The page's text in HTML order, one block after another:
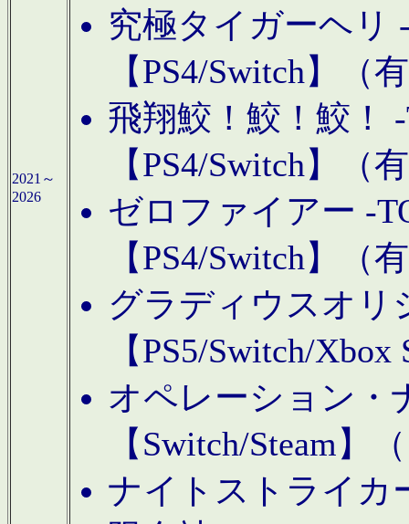
2021～
2026
究極タイガーヘリ
【PS4/Switch】（
飛翔鮫！鮫！鮫！
【PS4/Switch】（
ゼロファイアー -
【PS4/Switch】（
グラディウスオリ
【PS5/Switch/
オペレーション・
【Switch/Steam】
ナイトストライカ